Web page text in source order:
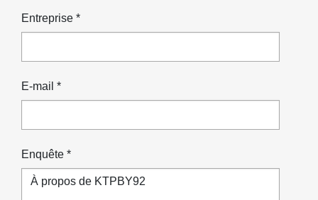
Entreprise *
E-mail *
Enquête *